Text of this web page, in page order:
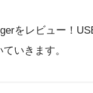
をレビュー！
いきます。